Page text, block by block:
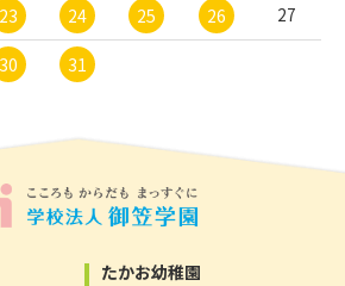
23 24 25 26 27
30 31
たかお幼稚園